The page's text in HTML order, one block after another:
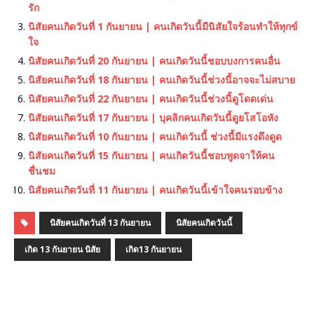
รัก
นิสัยคนเกิดวันที่ 1 กันยายน | คนเกิดวันนี้มีนิสัยใจร้อนทำให้ทุกข์
ใจ
นิสัยคนเกิดวันที่ 20 กันยายน | คนเกิดวันนี้ชอบบงการคนอื่น
นิสัยคนเกิดวันที่ 18 กันยายน | คนเกิดวันนี้ช่วงนี้อาจจะไม่สบาย
นิสัยคนเกิดวันที่ 22 กันยายน | คนเกิดวันนี้ช่วงนี้ดูโดดเด่น
นิสัยคนเกิดวันที่ 17 กันยายน | บุคลิกคนเกิดวันนี้ดูยโสโอหัง
นิสัยคนเกิดวันที่ 10 กันยายน | คนเกิดวันนี้ ช่วงนี้มีแรงดึงดูด
นิสัยคนเกิดวันที่ 15 กันยายน | คนเกิดวันนี้ชอบพูดจาให้คน
ชื่นชม
นิสัยคนเกิดวันที่ 11 กันยายน | คนเกิดวันนี้เข้าใจคนรอบข้าง
นิสัยคนเกิดวันที่ 13 กันยายน นิสัยคนเกิดวันนี้
เกิด 13 กันยายน นิสัย เกิด13 กันยายน